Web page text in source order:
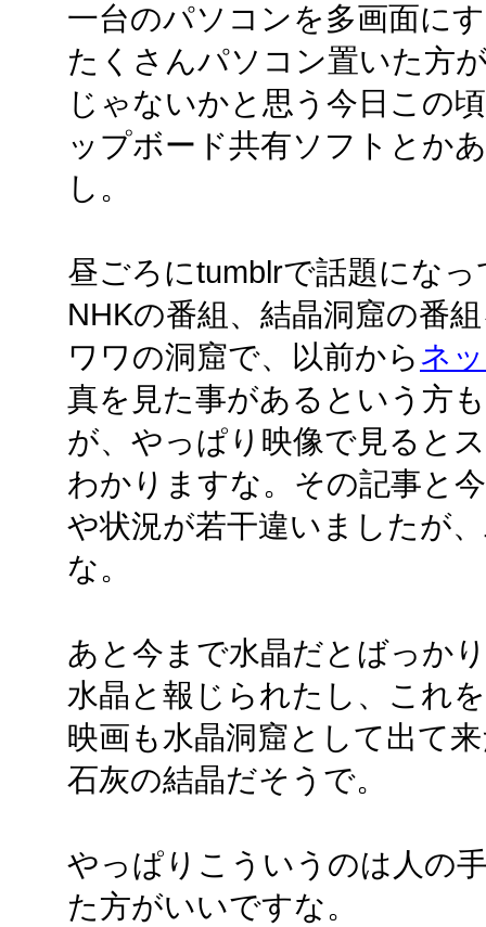
一台のパソコンを多画面に
たくさんパソコン置いた方
じゃないかと思う今日この
ップボード共有ソフトとか
し。
昼ごろにtumblrで話題にな
NHKの番組、結晶洞窟の番
ワワの洞窟で、以前からネ
真を見た事があるという方
が、やっぱり映像で見ると
わかりますな。その記事と
や状況が若干違いましたが
な。
あと今まで水晶だとばっか
水晶と報じられたし、これ
映画も水晶洞窟として出て
石灰の結晶だそうで。
やっぱりこういうのは人の
た方がいいですな。